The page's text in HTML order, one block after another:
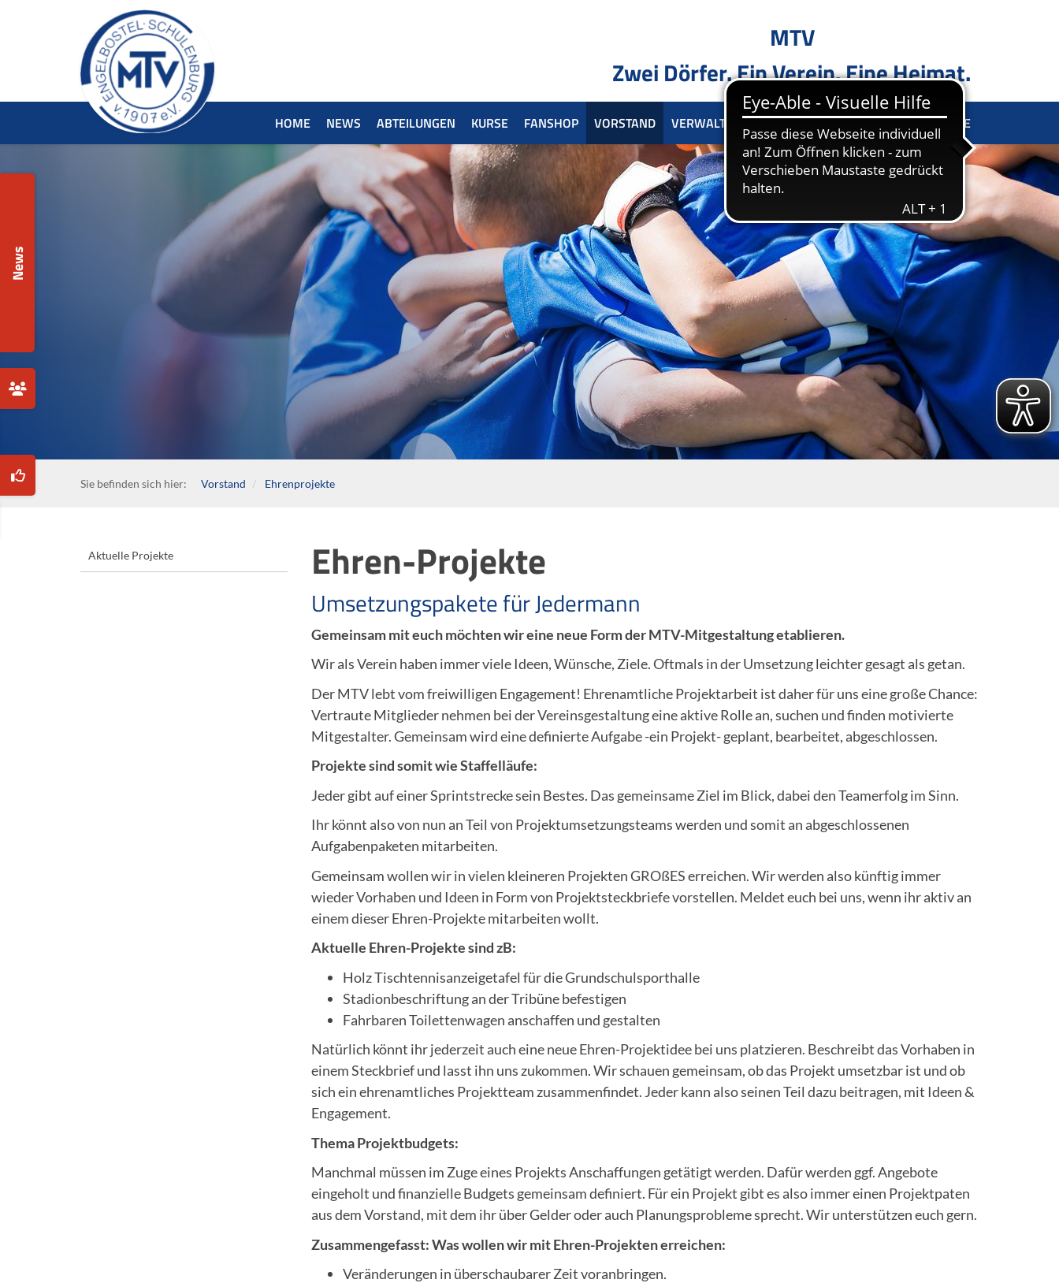
News
MTV
Zwei Dörfer. Ein Verein. Eine Heimat.
HOME NEWS ABTEILUNGEN KURSE FANSHOP VORSTAND VERWALTUNG SPONSOREN KONTAKT TERMINE
Sie befinden sich hier: Vorstand Ehrenprojekte
Ehren-Projekte
Umsetzungspakete für Jedermann
Gemeinsam mit euch möchten wir eine neue Form der MTV-Mitgestaltung etablieren.
Wir als Verein haben immer viele Ideen, Wünsche, Ziele. Oftmals in der Umsetzung leichter gesagt als getan.
Der MTV lebt vom freiwilligen Engagement! Ehrenamtliche Projektarbeit ist daher für uns eine große Chance:
Vertraute Mitglieder nehmen bei der Vereinsgestaltung eine aktive Rolle an, suchen und finden motivierte
Mitgestalter. Gemeinsam wird eine definierte Aufgabe -ein Projekt- geplant, bearbeitet, abgeschlossen.
Projekte sind somit wie Staffelläufe:
Jeder gibt auf einer Sprintstrecke sein Bestes. Das gemeinsame Ziel im Blick, dabei den Teamerfolg im Sinn.
Ihr könnt also von nun an Teil von Projektumsetzungsteams werden und somit an abgeschlossenen
Aufgabenpaketen mitarbeiten.
Gemeinsam wollen wir in vielen kleineren Projekten GROßES erreichen. Wir werden also künftig immer
wieder Vorhaben und Ideen in Form von Projektsteckbriefe vorstellen. Meldet euch bei uns, wenn ihr aktiv an
einem dieser Ehren-Projekte mitarbeiten wollt.
Aktuelle Ehren-Projekte sind zB:
Holz Tischtennisanzeigetafel für die Grundschulsporthalle
Stadionbeschriftung an der Tribüne befestigen
Fahrbaren Toilettenwagen anschaffen und gestalten
Natürlich könnt ihr jederzeit auch eine neue Ehren-Projektidee bei uns platzieren. Beschreibt das Vorhaben in
einem Steckbrief und lasst ihn uns zukommen. Wir schauen gemeinsam, ob das Projekt umsetzbar ist und ob
sich ein ehrenamtliches Projektteam zusammenfindet. Jeder kann also seinen Teil dazu beitragen, mit Ideen &
Engagement.
Thema Projektbudgets:
Manchmal müssen im Zuge eines Projekts Anschaffungen getätigt werden. Dafür werden ggf. Angebote
eingeholt und finanzielle Budgets gemeinsam definiert. Für ein Projekt gibt es also immer einen Projektpaten
aus dem Vorstand, mit dem ihr über Gelder oder auch Planungsprobleme sprecht. Wir unterstützen euch gern.
Zusammengefasst: Was wollen wir mit Ehren-Projekten erreichen:
Veränderungen in überschaubarer Zeit voranbringen.
Aktuelle Projekte